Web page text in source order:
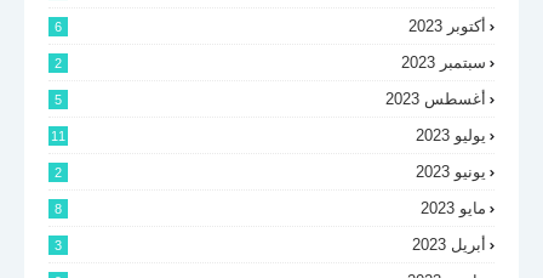
أكتوبر 2023 6
سبتمبر 2023 2
أغسطس 2023 5
يوليو 2023 11
يونيو 2023 2
مايو 2023 8
أبريل 2023 3